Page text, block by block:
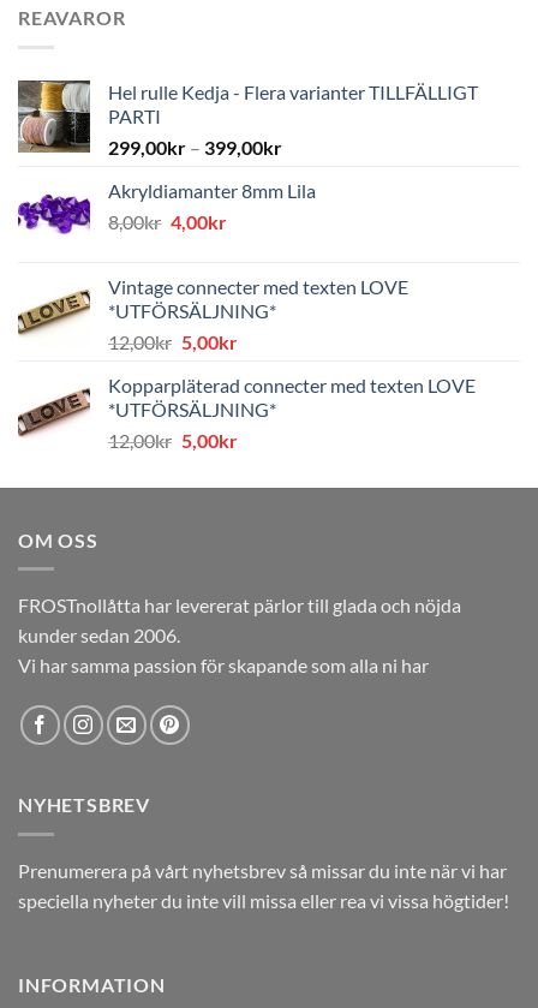
REAVAROR
Hel rulle Kedja - Flera varianter TILLFÄLLIGT
PARTI
299,00kr – 399,00kr
Akryldiamanter 8mm Lila
8,00kr Det
var:
8,00kr.
4,00krDet
är:
4,00kr.
Vintage connecter med texten LOVE
*UTFÖRSÄLJNING*
12,00kr Det
priset
var:
12,00kr.
5,00krDet
priset
är:
5,00kr.
Kopparpläterad connecter med texten LOVE
*UTFÖRSÄLJNING*
12,00kr Det
priset
5,00krDet
priset
OM OSS
FROSTnollåtta har levererat pärlor till glada och nöjda
kunder sedan 2006.
Vi har samma passion för skapande som alla ni har
NYHETSBREV
Prenumerera på vårt nyhetsbrev så missar du inte när vi har
speciella nyheter du inte vill missa eller rea vi vissa högtider!
INFORMATION